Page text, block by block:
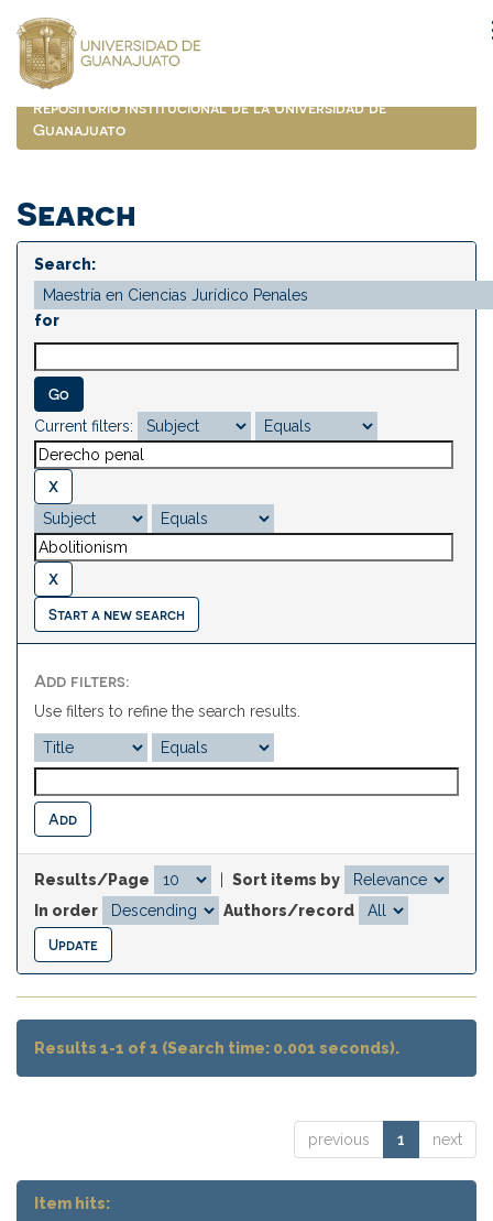
navigation
Repositorio Institucional de la Universidad de
Guanajuato
Search
Search:
for
Current filters:
Start a new search
Add filters:
Use filters to refine the search results.
Results/Page
Sort items by
In order
Authors/record
Results 1-1 of 1 (Search time: 0.001 seconds).
previous 1 next
Item hits: